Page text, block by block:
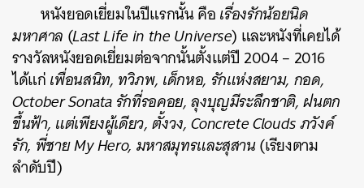
หนังยอดเยี่ยมในปีแรกนั้น คือเรื่องรักน้อยนิด
มหาศาล (Last Life in the Universe) และหนังที่เคยได้
รางวัลหนังยอดเยี่ยมต่อจากนั้นตั้งแต่ปี 2004 – 2016
ได้แก่เพื่อนสนิท, ทวิภพ, เด็กหอ, รักแห่งสยาม, กอด,
October Sonata รักที่รอคอย, ลุงบุญมีระลึกชาติ, ฝนตก
ขึ้นฟ้า, แต่เพียงผู้เดียว, ตั้งวง, Concrete Clouds ภวังค์
รัก, พี่ชาย My Hero, มหาสมุทรและสุสาน(เรียงตาม
ลำดับปี)